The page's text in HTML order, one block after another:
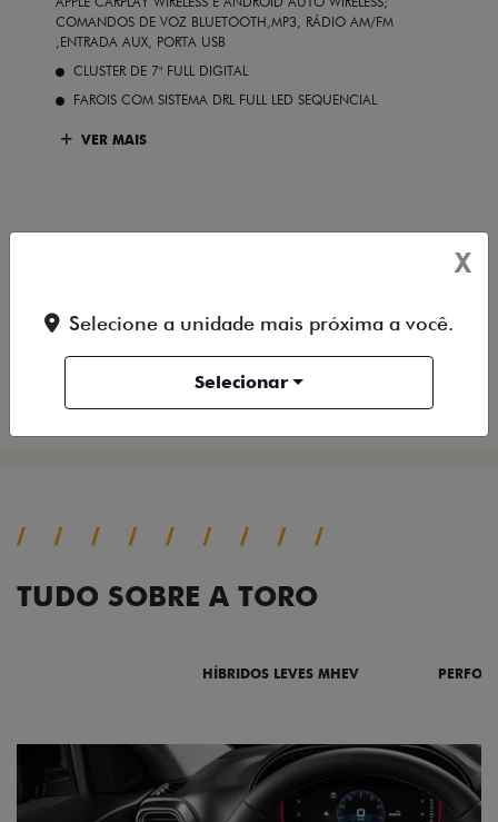
COMANDOS DE VOZ BLUETOOTH,MP3, RÁDIO AM/FM
,ENTRADA AUX, PORTA USB
CLUSTER DE 7" FULL DIGITAL
FAROIS COM SISTEMA DRL FULL LED SEQUENCIAL
VER MAIS
ENTRAR EM CONTATO
TUDO SOBRE A TORO
HÍBRIDOS LEVES MHEV
X
Selecione a unidade mais próxima a você.
Selecionar